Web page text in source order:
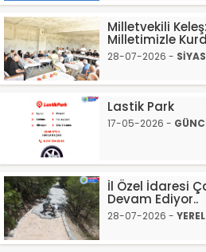
Milletvekili
Milletimizle
28-07-2026 -
Lastik Park
17-05-2026 -
İl Özel İdaresi
Devam Ediyor..
28-07-2026 - YEREL